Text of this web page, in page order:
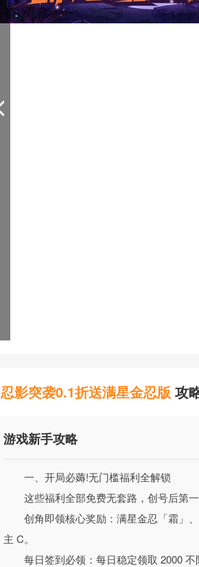
忍影突袭0.1折送满星金忍版 攻
游戏新手攻略
一、开局必薅!无门槛福利全解锁
这些福利全部免费无套路，创号后第
创角即领核心奖励：满星金忍「霜」
主 C。
每日签到必领：每日稳定领取 2000